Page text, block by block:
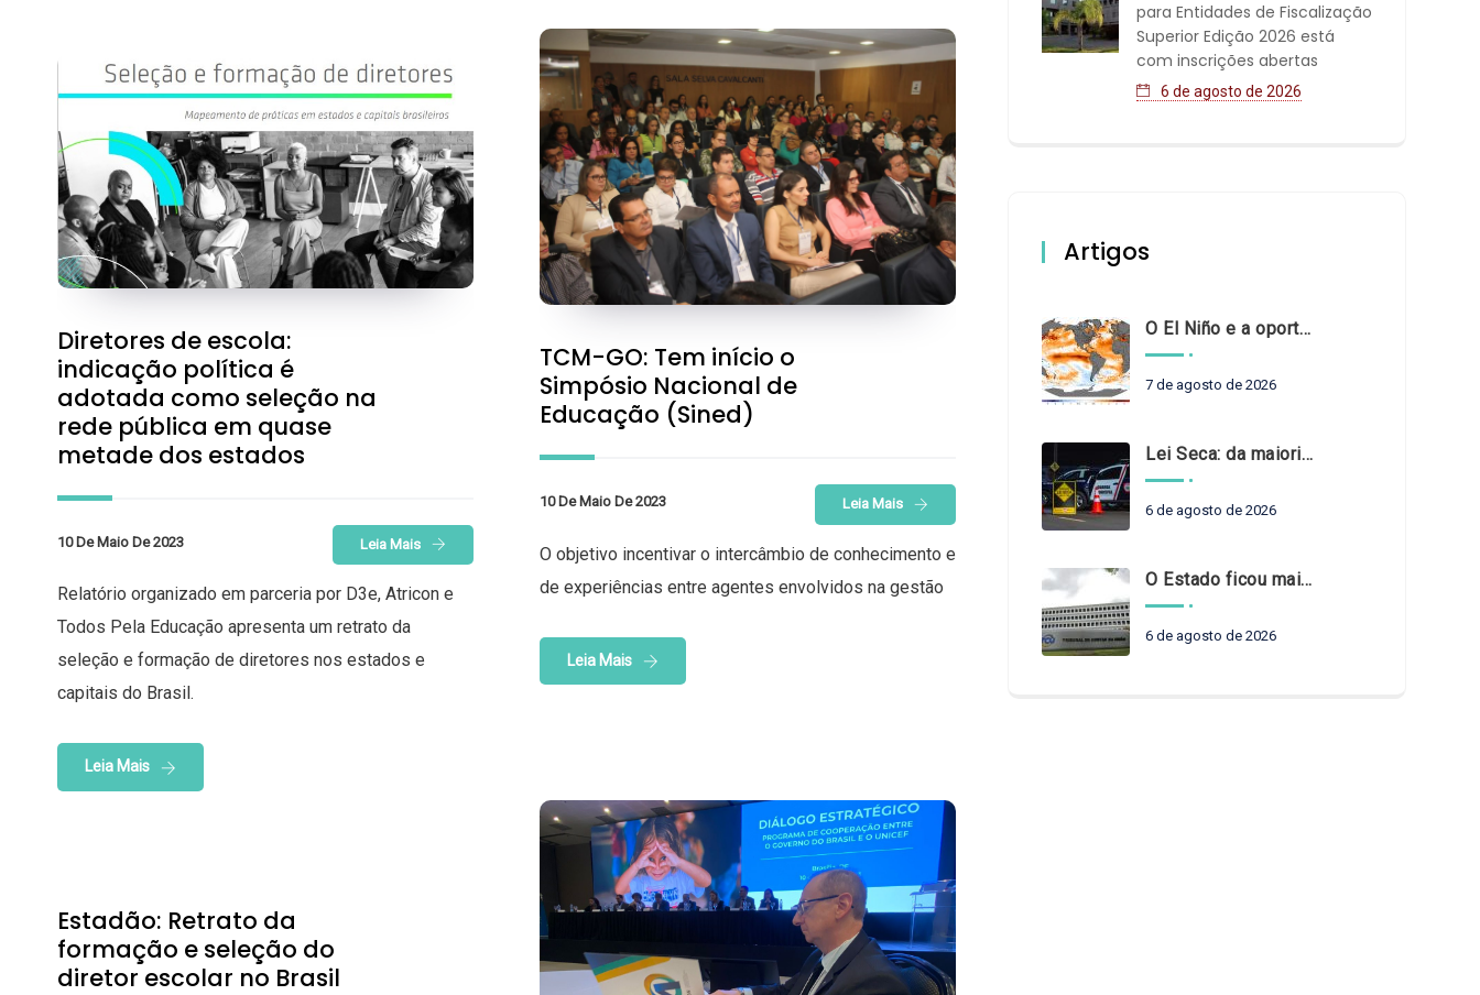
TCM-GO: Tem início o
Simpósio Nacional de
Educação (Sined)
10 De Maio De 2023 Leia Mais
O objetivo incentivar o intercâmbio de conhecimento e
de experiências entre agentes envolvidos na gestão
Leia Mais
Diretores de escola:
indicação política é
adotada como seleção na
rede pública em quase
metade dos estados
10 De Maio De 2023 Leia Mais
Relatório organizado em parceria por D3e, Atricon e
Todos Pela Educação apresenta um retrato da
seleção e formação de diretores nos estados e
capitais do Brasil.
Leia Mais
Estadão: Retrato da
formação e seleção do
diretor escolar no Brasil
para Entidades de Fiscalização
Superior Edição 2026 está
com inscrições abertas
6 de agosto de 2026
Artigos
O El Niño e a oportunidade de fortalecer o controle externo das políticas climáticas
7 de agosto de 2026
Lei Seca: da maioridade à maturidade
6 de agosto de 2026
O Estado ficou mais complexo. O controle precisa acompanhar
6 de agosto de 2026